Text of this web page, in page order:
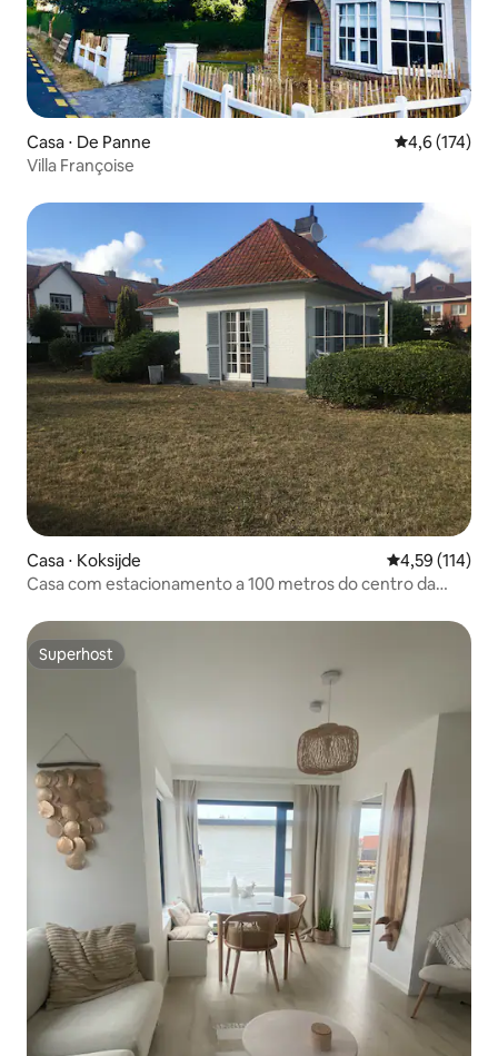
Casa ⋅ De Panne 4,6 de uma
4,6 (174)
Villa Françoise
Casa ⋅ Koksijde 4,59 de uma
4,59 (114)
Casa com estacionamento a 100 metros do centro da
Superhost
Superhost